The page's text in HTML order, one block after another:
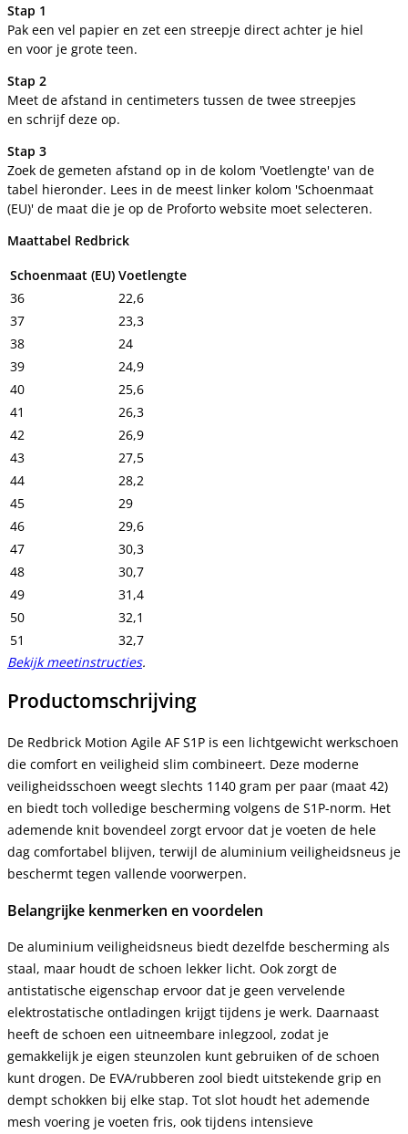
Stap 1
Pak een vel papier en zet een streepje direct achter je hiel
en voor je grote teen.
Stap 2
Meet de afstand in centimeters tussen de twee streepjes
en schrijf deze op.
Stap 3
Zoek de gemeten afstand op in de kolom 'Voetlengte' van de
tabel hieronder. Lees in de meest linker kolom 'Schoenmaat
(EU)' de maat die je op de Proforto website moet selecteren.
Maattabel Redbrick
Schoenmaat (EU) Voetlengte
36
22,6
37
23,3
38
24
39
24,9
40
25,6
41
26,3
42
26,9
43
27,5
44
28,2
45
29
46
29,6
47
30,3
48
30,7
49
31,4
50
32,1
51
32,7
Bekijk meetinstructies.
Productomschrijving
De Redbrick Motion Agile AF S1P is een lichtgewicht werkschoen
die comfort en veiligheid slim combineert. Deze moderne
veiligheidsschoen weegt slechts 1140 gram per paar (maat 42)
en biedt toch volledige bescherming volgens de S1P-norm. Het
ademende knit bovendeel zorgt ervoor dat je voeten de hele
dag comfortabel blijven, terwijl de aluminium veiligheidsneus je
beschermt tegen vallende voorwerpen.
Belangrijke kenmerken en voordelen
De aluminium veiligheidsneus biedt dezelfde bescherming als
staal, maar houdt de schoen lekker licht. Ook zorgt de
antistatische eigenschap ervoor dat je geen vervelende
elektrostatische ontladingen krijgt tijdens je werk. Daarnaast
heeft de schoen een uitneembare inlegzool, zodat je
gemakkelijk je eigen steunzolen kunt gebruiken of de schoen
kunt drogen. De EVA/rubberen zool biedt uitstekende grip en
dempt schokken bij elke stap. Tot slot houdt het ademende
mesh voering je voeten fris, ook tijdens intensieve